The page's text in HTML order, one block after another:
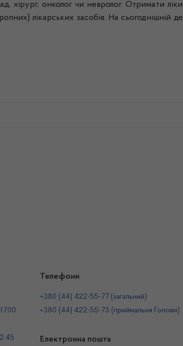
хірург, онколог чи невролог. Отримати
лікарських засобів. На сьогоднішній
Телефони
+380 (44) 422-55-77 (загальний)
+380 (44) 422-55-73 (приймальня Голови)
Електронна пошта